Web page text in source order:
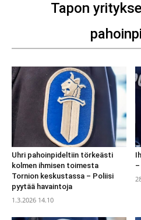
Tapon
Uhri pahoinpideltiin törkeästi
kolmen ihmisen toimesta
Tornion keskustassa – Poliisi
pyytää havaintoja
1.3.2026 14.10